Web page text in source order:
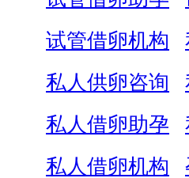
试管借卵机构
私人供卵咨询
私人借卵助孕
私人借卵机构